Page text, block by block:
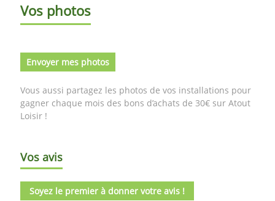
Vos photos
Envoyer mes photos
Vous aussi partagez les photos de vos installations pour
gagner chaque mois des bons d’achats de 30€ sur Atout
Loisir !
Vos avis
Soyez le premier à donner votre avis !